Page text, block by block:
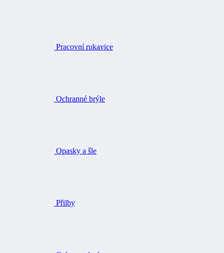
Pracovní rukavice
Ochranné brýle
Opasky a šle
Přilby